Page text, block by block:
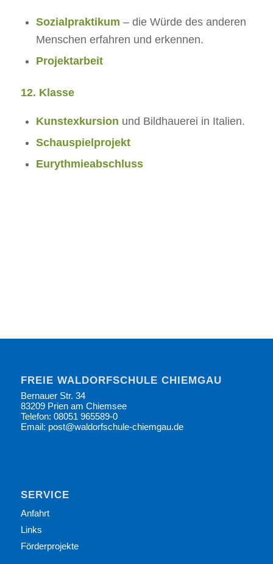
Sozialpraktikum – die Würde des anderen
Menschen erfahren und erkennen.
Projektarbeit
12. Klasse
Kunstexkursion und Bildhauerei in Italien​.
Schauspielprojekt
Eurythmieabschluss
FREIE WALDORFSCHULE CHIEMGAU
Bernauer Str. 34
83209 Prien am Chiemsee
Telefon: 08051 965589-0
Email: post@waldorfschule-chiemgau.de
SERVICE
Anfahrt
Links
Förderprojekte